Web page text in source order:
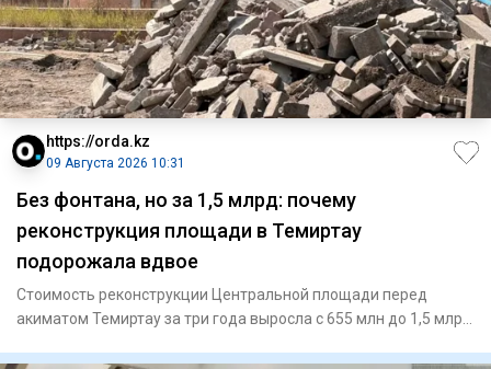
https://orda.kz
09 Августа 2026 10:31
Без фонтана, но за 1,5 млрд: почему
реконструкция площади в Темиртау
подорожала вдвое
Стоимость реконструкции Центральной площади перед
акиматом Темиртау за три года выросла с 655 млн до 1,5 млрд